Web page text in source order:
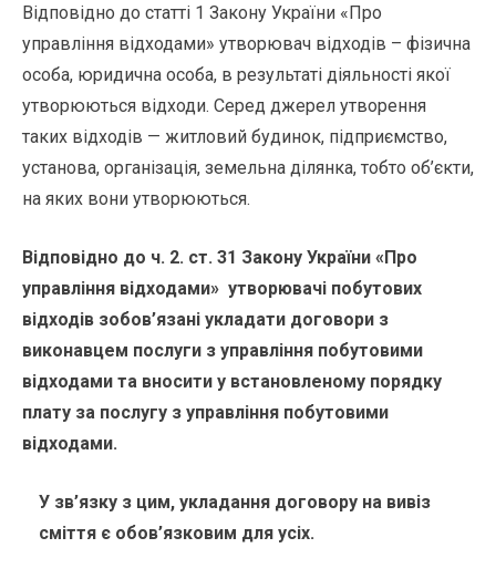
Відповідно до статті 1 Закону України «Про
управління відходами» утворювач відходів – фізична
особа, юридична особа, в результаті діяльності якої
утворюються відходи. Серед джерел утворення
таких відходів — житловий будинок, підприємство,
установа, організація, земельна ділянка, тобто об’єкти,
на яких вони утворюються.
Відповідно до ч. 2. ст. 31 Закону України «Про
управління відходами» утворювачі побутових
відходів зобов’язані укладати договори з
виконавцем послуги з управління побутовими
відходами та вносити у встановленому порядку
плату за послугу з управління побутовими
відходами.
У зв’язку з цим, укладання договору на вивіз
сміття є обов’язковим для усіх.